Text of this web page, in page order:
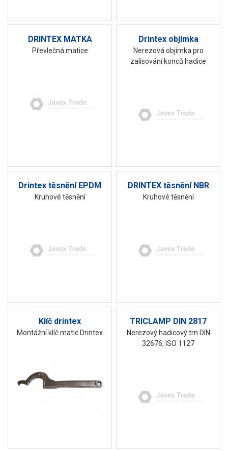
DRINTEX MATKA
Převlečná matice
Drintex objímka
Nerezová objímka pro
zalisování konců hadice
Drintex těsnění EPDM
Kruhové těsnění
DRINTEX těsnění NBR
Kruhové těsnění
Klíč drintex
Montážní klíč matic Drintex
TRICLAMP DIN 2817
Nerezový hadicový trn DIN
32676, ISO 1127